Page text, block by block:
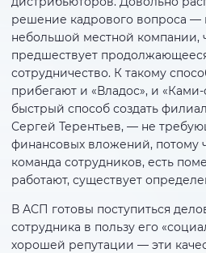
решение кадрового вопроса —
небольшой местной компании,
предшествует
сотрудничество. К такому
прибегают и «Владос», и
быстрый способ создать
Сергей Терентьев, — не
финансовых вложений, потому
команда сотрудников, есть
работают, существует
В АСП готовы поступиться
сотрудника в пользу его
хорошей репутации — эти